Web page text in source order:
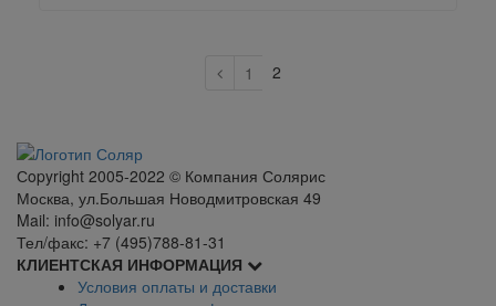
1 2
Сopyright 2005-2022 © Компания Солярис
Москва, ул.Большая Новодмитровская 49
Mail: info@solyar.ru
Тел/факс: +7 (495)788-81-31
КЛИЕНТСКАЯ ИНФОРМАЦИЯ
Условия оплаты и доставки